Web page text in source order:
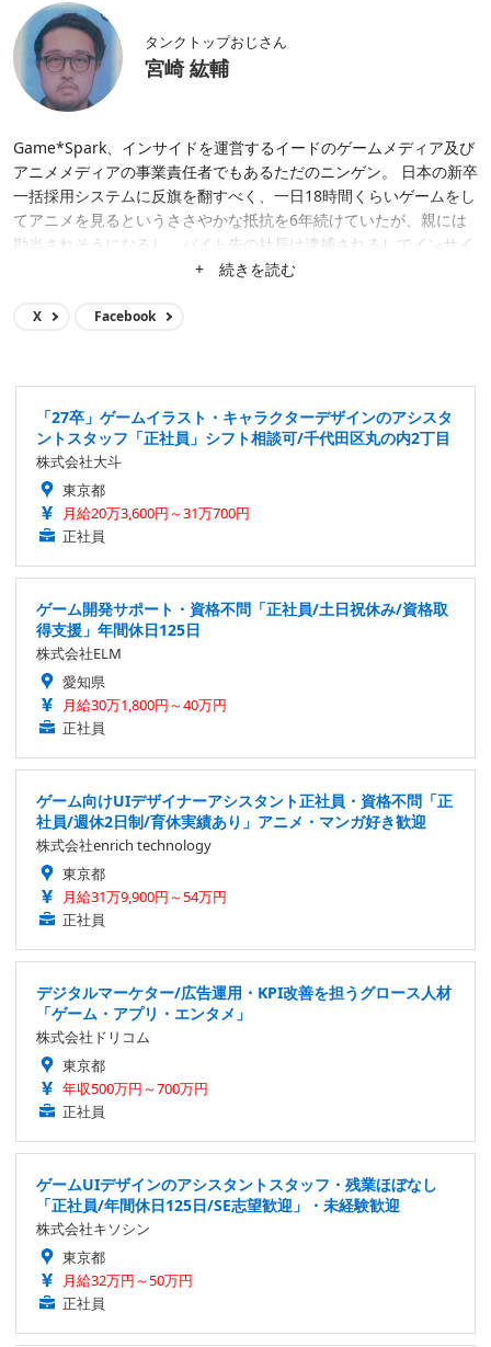
タンクトップおじさん
宮崎 紘輔
Game*Spark、インサイドを運営するイードのゲームメディア及び
アニメメディアの事業責任者でもあるただのニンゲン。 日本の新卒
一括採用システムに反旗を翻すべく、一日18時間くらいゲームをし
てアニメを見るというささやかな抵抗を6年続けていたが、親には
勘当されそうになるし、バイト先の社長は逮捕されるしでインサイ
ド編集部に無気力バイトとして転がり込む。 偶然も重なって2017
Game*Sparkの編集長的ポジションに就くも、ちょっとしたハプニ
と、ゲームやアニメを自分達で出すこと（ウィザードリィでちょっ
と実現）、日本武道館でライブすること、グラストンベリーのヘッ
ドライナーになること……など。
+ 続きを読む
X Facebook
「27卒」ゲームイラスト・キャラクターデザインのアシスタ
ントスタッフ「正社員」シフト相談可/千代田区丸の内2丁目
株式会社大斗
東京都
月給20万3,600円～31万700円
正社員
ゲーム開発サポート・資格不問「正社員/土日祝休み/資格取
得支援」年間休日125日
株式会社ELM
愛知県
月給30万1,800円～40万円
正社員
ゲーム向けUIデザイナーアシスタント正社員・資格不問「正
社員/週休2日制/育休実績あり」アニメ・マンガ好き歓迎
株式会社enrich technology
東京都
月給31万9,900円～54万円
正社員
デジタルマーケター/広告運用・KPI改善を担うグロース人材
「ゲーム・アプリ・エンタメ」
株式会社ドリコム
東京都
年収500万円～700万円
正社員
ゲームUIデザインのアシスタントスタッフ・残業ほぼなし
「正社員/年間休日125日/SE志望歓迎」・未経験歓迎
株式会社キソシン
東京都
月給32万円～50万円
正社員